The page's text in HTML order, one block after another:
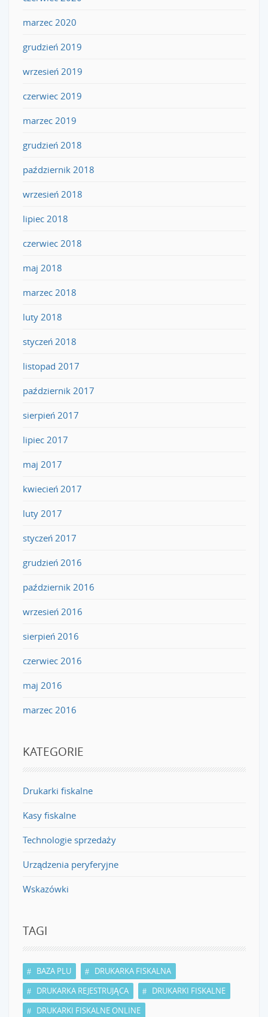
marzec 2020
grudzień 2019
wrzesień 2019
czerwiec 2019
marzec 2019
grudzień 2018
październik 2018
wrzesień 2018
lipiec 2018
czerwiec 2018
maj 2018
marzec 2018
luty 2018
styczeń 2018
listopad 2017
październik 2017
sierpień 2017
lipiec 2017
maj 2017
kwiecień 2017
luty 2017
styczeń 2017
grudzień 2016
październik 2016
wrzesień 2016
sierpień 2016
czerwiec 2016
maj 2016
marzec 2016
KATEGORIE
Drukarki fiskalne
Kasy fiskalne
Technologie sprzedaży
Urządzenia peryferyjne
Wskazówki
TAGI
BAZA PLU
DRUKARKA FISKALNA
DRUKARKA REJESTRUJĄCA
DRUKARKI FISKALNE
DRUKARKI FISKALNE ONLINE